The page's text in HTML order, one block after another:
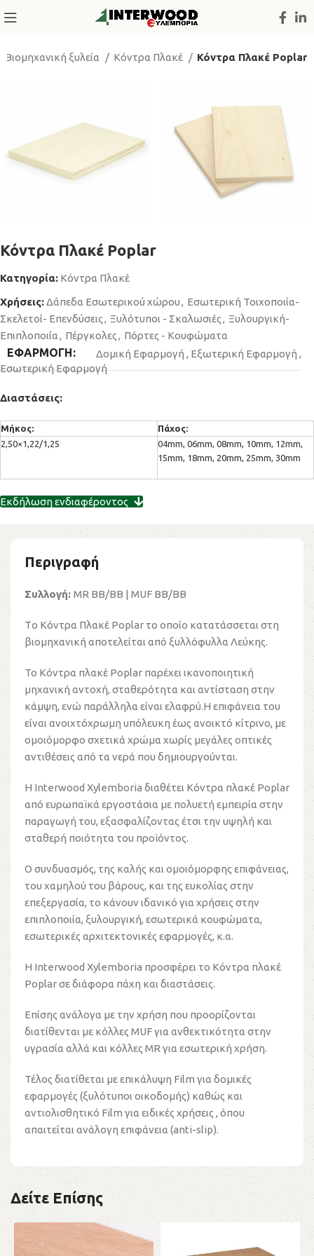
Βιομηχανική ξυλεία Κόντρα Πλακέ Κόντρα Πλακέ Poplar
Κόντρα Πλακέ Poplar
Κατηγορία: Κόντρα Πλακέ
Χρήσεις:Δάπεδα Εσωτερικού χώρου, Εσωτερική Τοιχοποιία-
Σκελετοί- Επενδύσεις, Ξυλότυποι - Σκαλωσιές, Ξυλουργική-
Επιπλοποιία, Πέργκολες, Πόρτες - Κουφώματα
ΕΦΑΡΜΟΓΗ Δομική Εφαρμογή , Εξωτερική Εφαρμογή ,
Εσωτερική Εφαρμογή
Διαστάσεις:
Μήκος:
2,50×1,22/1,25
Πάχος:
04mm, 06mm, 08mm, 10mm, 12mm,
15mm, 18mm, 20mm, 25mm, 30mm
Εκδήλωση ενδιαφέροντος
Περιγραφή
Συλλογή: MR BB/ΒΒ | MUF BB/BB
Tο Κόντρα Πλακέ Poplar το οποίο κατατάσσεται στη
βιομηχανική αποτελείται από ξυλλόφυλλα Λεύκης.
Το Κόντρα πλακέ Poplar παρέχει ικανοποιητική
μηχανική αντοχή, σταθερότητα και αντίσταση στην
κάμψη, ενώ παράλληλα είναι ελαφρύ.Η επιφάνεια του
είναι ανοιχτόχρωμη υπόλευκη έως ανοικτό κίτρινο, με
ομοιόμορφο σχετικά χρώμα χωρίς μεγάλες οπτικές
αντιθέσεις από τα νερά που δημιουργούνται.
Η Interwood Xylemboria διαθέτει Κόντρα πλακέ Poplar
από ευρωπαϊκά εργοστάσια με πολυετή εμπειρία στην
παραγωγή του, εξασφαλίζοντας έτσι την υψηλή και
σταθερή ποιότητα του προϊόντος.
Ο συνδυασμός, της καλής και ομοιόμορφης επιφάνειας,
του χαμηλού του βάρους, και της ευκολίας στην
επεξεργασία, το κάνουν ιδανικό για χρήσεις στην
επιπλοποιία, ξυλουργική, εσωτερικά κουφώματα,
εσωτερικές αρχιτεκτονικές εφαρμογές, κ.α.
Η Interwood Xylemboria προσφέρει το Κόντρα πλακέ
Poplar σε διάφορα πάχη και διαστάσεις.
Επίσης ανάλογα με την χρήση που προορίζονται
διατίθενται με κόλλες MUF για ανθεκτικότητα στην
υγρασία αλλά και κόλλες MR για εσωτερική χρήση.
Τέλος διατίθεται με επικάλυψη Film για δομικές
εφαρμογές (ξυλότυποι οικοδομής) καθώς και
αντιολισθητικό Film για ειδικές χρήσεις , όπου
απαιτείται ανάλογη επιφάνεια (anti-slip).
Δείτε Επίσης